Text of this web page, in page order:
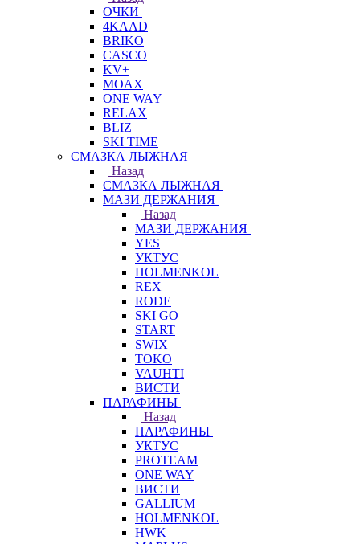
ОЧКИ
4KAAD
BRIKO
CASCO
KV+
MOAX
ONE WAY
RELAX
BLIZ
SKI TIME
СМАЗКА ЛЫЖНАЯ
Назад
СМАЗКА ЛЫЖНАЯ
МАЗИ ДЕРЖАНИЯ
Назад
МАЗИ ДЕРЖАНИЯ
YES
УКТУС
HOLMENKOL
REX
RODE
SKI GO
START
SWIX
TOKO
VAUHTI
ВИСТИ
ПАРАФИНЫ
Назад
ПАРАФИНЫ
УКТУС
PROTEAM
ONE WAY
ВИСТИ
GALLIUM
HOLMENKOL
HWK